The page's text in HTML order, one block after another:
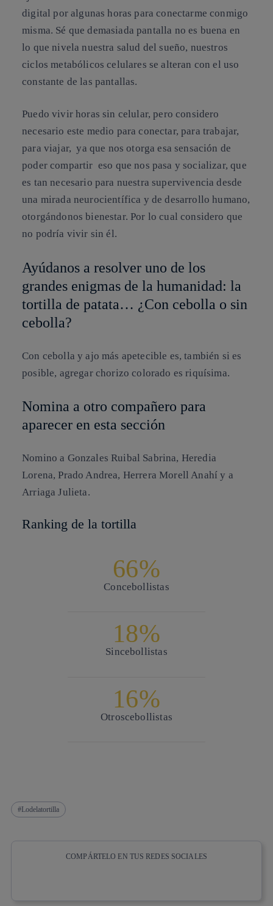
digital por algunas horas para conectarme conmigo
misma. Sé que demasiada pantalla no es buena en
lo que nivela nuestra salud del sueño, nuestros
ciclos metabólicos celulares se alteran con el uso
constante de las pantallas.
Puedo vivir horas sin celular, pero considero
necesario este medio para conectar, para trabajar,
para viajar, ya que nos otorga esa sensación de
poder compartir eso que nos pasa y socializar, que
es tan necesario para nuestra supervivencia desde
una mirada neurocientífica y de desarrollo humano,
otorgándonos bienestar. Por lo cual considero que
no podría vivir sin él.
Ayúdanos a resolver uno de los
grandes enigmas de la humanidad: la
tortilla de patata… ¿Con cebolla o sin
cebolla?
Con cebolla y ajo más apetecible es, también si es
posible, agregar chorizo colorado es riquísima.
Nomina a otro compañero para
aparecer en esta sección
Nomino a Gonzales Ruibal Sabrina, Heredia
Lorena, Prado Andrea, Herrera Morell Anahí y a
Arriaga Julieta.
Ranking de la tortilla
66%
Concebollistas
18%
Sincebollistas
16%
Otroscebollistas
Lodelatortilla
COMPÁRTELO EN TUS REDES SOCIALES